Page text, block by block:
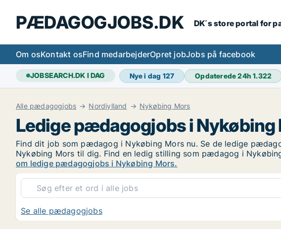
PÆDAGOGJOBS.DK DK´s store portal for
Om osKontakt osFind medarbejderOpret jobJobs på facebook
JOBSEARCH.DK I DAG Nye i dag 127 Opdaterede 24h1.322
Alle pædagogjobs Nordjylland Nykøbing Mors
Ledige pædagogjobs i Nykøbing
Find dit job som pædagog i Nykøbing Mors nu. Se de ledige
Nykøbing Mors til dig. Find en ledig stilling som pædagog i
om ledige pædagogjobs i Nykøbing Mors.
Se alle pædagogjobs